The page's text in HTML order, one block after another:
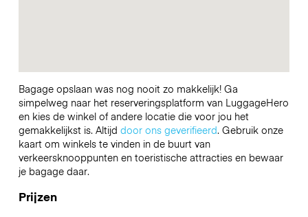
Bagage opslaan was nog nooit zo makkelijk! Ga
simpelweg naar het reserveringsplatform van LuggageHero
en kies de winkel of andere locatie die voor jou het
gemakkelijkst is. Altijd door ons geverifieerd. Gebruik onze
kaart om winkels te vinden in de buurt van
verkeersknooppunten en toeristische attracties en bewaar
je bagage daar.
Prijzen